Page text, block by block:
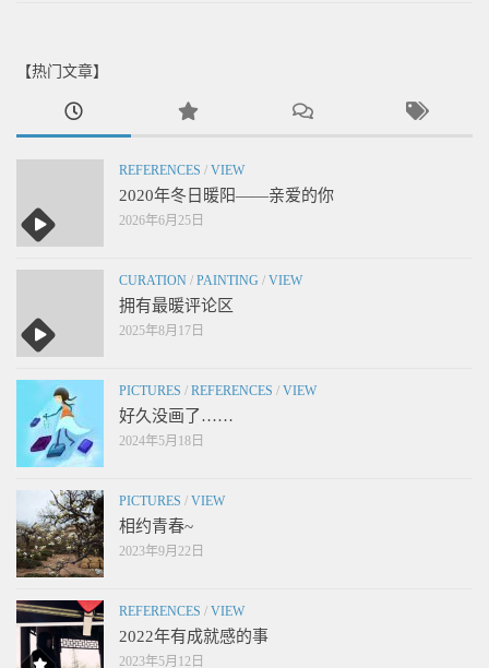
【热门文章】
REFERENCES / VIEW
2020年冬日暖阳——亲爱的你
2026年6月25日
CURATION / PAINTING / VIEW
拥有最暖评论区
2025年8月17日
PICTURES / REFERENCES / VIEW
好久没画了……
2024年5月18日
PICTURES / VIEW
相约青春~
2023年9月22日
REFERENCES / VIEW
2022年有成就感的事
2023年5月12日